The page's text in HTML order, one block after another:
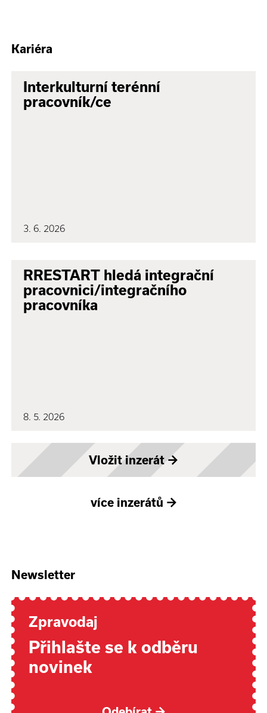
Kariéra
Interkulturní terénní
pracovník/ce
3. 6. 2026
RRESTART hledá integrační
pracovnici/integračního
pracovníka
8. 5. 2026
Vložit inzerát→
více inzerátů →
Newsletter
Zpravodaj
Přihlašte se k odběru
novinek